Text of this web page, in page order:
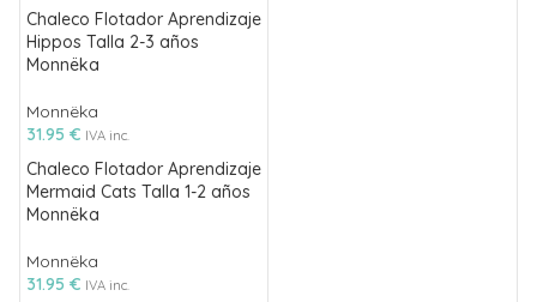
Chaleco Flotador Aprendizaje
Hippos Talla 2-3 años
Monnëka
Monnëka
31.95 € IVA inc.
Chaleco Flotador Aprendizaje
Mermaid Cats Talla 1-2 años
Monnëka
Monnëka
31.95 € IVA inc.